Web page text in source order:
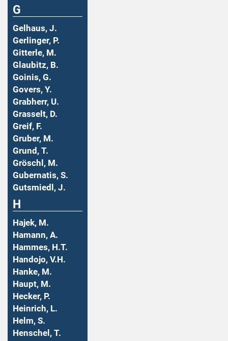
G
Gelhaus, J.
Gerlinger, P.
Gitterle, M.
Glaubitz, B.
Goinis, G.
Govers, Y.
Grabherr, U.
Grasselt, D.
Greif, F.
Gruber, M.
Grund, T.
Gröschl, M.
Gubernatis, S.
Gutsmiedl, J.
H
Hajek, M.
Hamann, A.
Hammes, H.T.
Handojo, V.H.
Hanke, M.
Haupt, M.
Hecker, P.
Heinrich, L.
Helm, S.
Henschel, T.